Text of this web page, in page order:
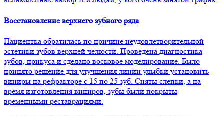
Восстановление верхнего зубного ряда
Пациентка обратилась по причине неудовлетворительной
эстетики зубов верхней челюсти. Проведена диагностика
зубов, прикуса и сделано восковое моделирование. Было
принято решение для улучшения линии улыбки установить
виниры на рефракторе с 15 по 25 зуб. Сняты слепки, а на
время изготовления виниров, зубы были покрыты
временными реставрациями.